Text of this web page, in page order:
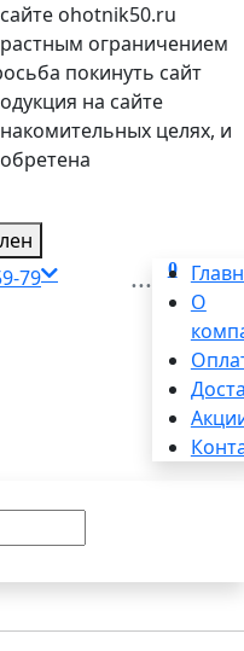
ohotnik50.ru
ограничением
покинуть сайт
на сайте
целях, и
79
0
...
О